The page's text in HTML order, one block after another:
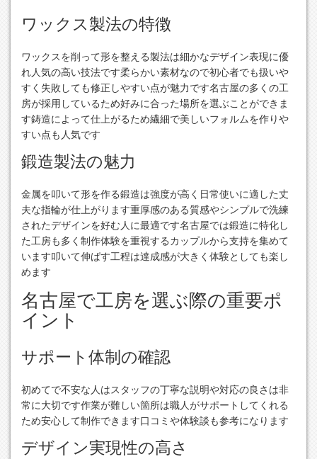
ワックス製法の特徴
ワックスを削って形を整える製法は細かなデザイン表現に優
れ人気の高い技法です柔らかい素材なので初心者でも扱いや
すく失敗しても修正しやすい点が魅力です名古屋の多くの工
房が採用しているため好みに合った場所を選ぶことができま
す鋳造によって仕上がるため繊細で美しいフォルムを作りや
すい点も人気です
鍛造製法の魅力
金属を叩いて形を作る鍛造は強度が高く日常使いに適した丈
夫な指輪が仕上がります重厚感のある質感やシンプルで洗練
されたデザインを好む人に最適です名古屋では鍛造に特化し
た工房も多く制作体験を重視するカップルから支持を集めて
います叩いて伸ばす工程は達成感が大きく体験としても楽し
めます
名古屋で工房を選ぶ際の重要ポ
イント
サポート体制の確認
初めてで不安な人はスタッフの丁寧な説明や対応の良さは非
常に大切です作業が難しい箇所は職人がサポートしてくれる
ため安心して制作できます口コミや体験談も参考になります
デザイン実現性の高さ